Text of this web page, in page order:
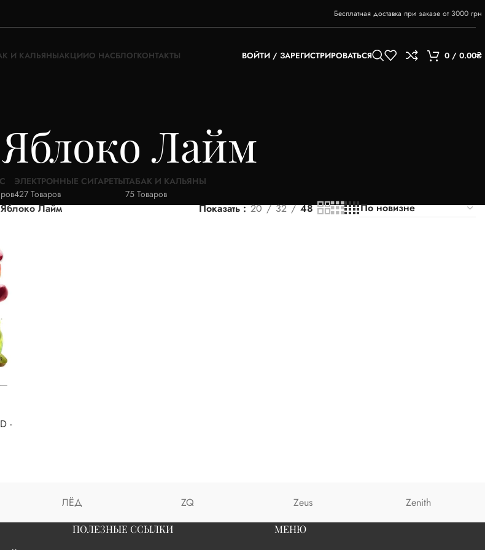
Бесплатная доставка при заказе от 3000 грн
И КАЛЬЯНЫАКЦИИО НАСБЛОГКОНТАКТЫ ВОЙТИ / ЗАРЕГИСТРИРОВАТЬСЯ 0 / 0.00₴
Лайм
ЭЛЕКТРОННЫЕ СИГАРЕТЫ
427 Товаров
ТАБАК И КАЛЬЯНЫ
75 Товаров
Лайм Показать 20 32 48
-
ЛЁД ZQ Zeus Zenith
ПОЛЕЗНЫЕ ССЫЛКИ МЕНЮ